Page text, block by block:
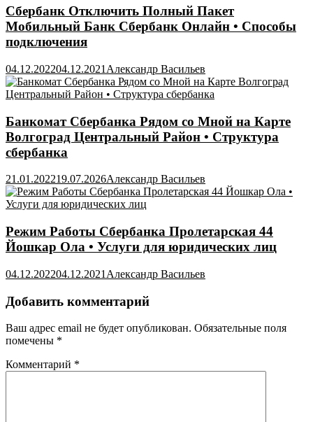
Сбербанк Отключить Полный Пакет
Мобильный Банк Сбербанк Онлайн • Способы
подключения
04.12.202204.12.2021 Александр Васильев
Банкомат Сбербанка Рядом со Мной на Карте
Волгоград Центральный Район • Структура
сбербанка
21.01.202219.07.2026Александр Васильев
Режим Работы Сбербанка Пролетарская 44
Йошкар Ола • Услуги для юридических лиц
04.12.202204.12.2021 Александр Васильев
Добавить комментарий
Ваш адрес email не будет опубликован. Обязательные поля
помечены *
Комментарий *